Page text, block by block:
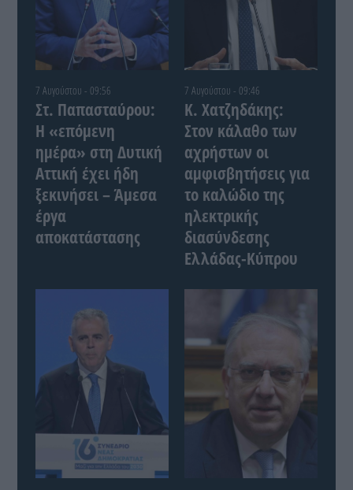
7 Αυγούστου - 09:56
Στ. Παπασταύρου:
Η «επόμενη
ημέρα» στη Δυτική
Αττική έχει ήδη
ξεκινήσει – Άμεσα
έργα
αποκατάστασης
7 Αυγούστου - 09:46
Κ. Χατζηδάκης:
Στον κάλαθο των
αχρήστων οι
αμφισβητήσεις για
το καλώδιο της
ηλεκτρικής
διασύνδεσης
Ελλάδας-Κύπρου